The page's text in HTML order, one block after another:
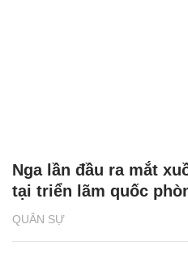
QUÂN SỰ
Nga lần đầu ra mắt
tại triển lãm quốc